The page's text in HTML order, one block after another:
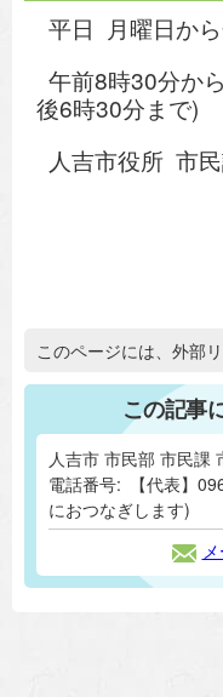
平日 月曜日か
午前8時30分か
後6時30分まで)
人吉市役所 市
追加情報：外部リン
このページには、外部
この記事
人吉市 市民部 市民課
電話番号:
【代表】
におつなぎします)